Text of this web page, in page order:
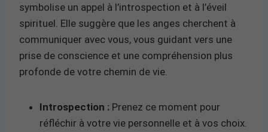
symbolise un appel à l’introspection et à l’éveil
spirituel. Elle suggère que les anges cherchent à
communiquer avec vous, vous guidant vers une
prise de conscience et une compréhension plus
profonde de votre chemin de vie.
Introspection : Prenez ce moment pour
réfléchir à votre vie personnelle et à vos choix.